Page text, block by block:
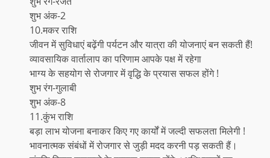
शुभ अंक-2
10.मकर राशि
जीवन में सुविधाएं बढ़ेंगी पर्यटन और यात्रा की योजनाएं बन सकती हैं!
व्यावसायिक वार्तालाप का परिणाम आपके पक्ष में रहेगा
भाग्य के सहयोग से रोजगार में वृद्धि के प्रयास सफल होंगे !
शुभ रंग-गुलाबी
शुभ अंक-8
11.कुंभ राशि
बड़ा लाभ योजना बनाकर किए गए कार्यों में जल्दी सफलता मिलेगी !
भावनात्मक संबंधों में रोजगार से जुड़ी मदद करनी पड़ सकती हैं।